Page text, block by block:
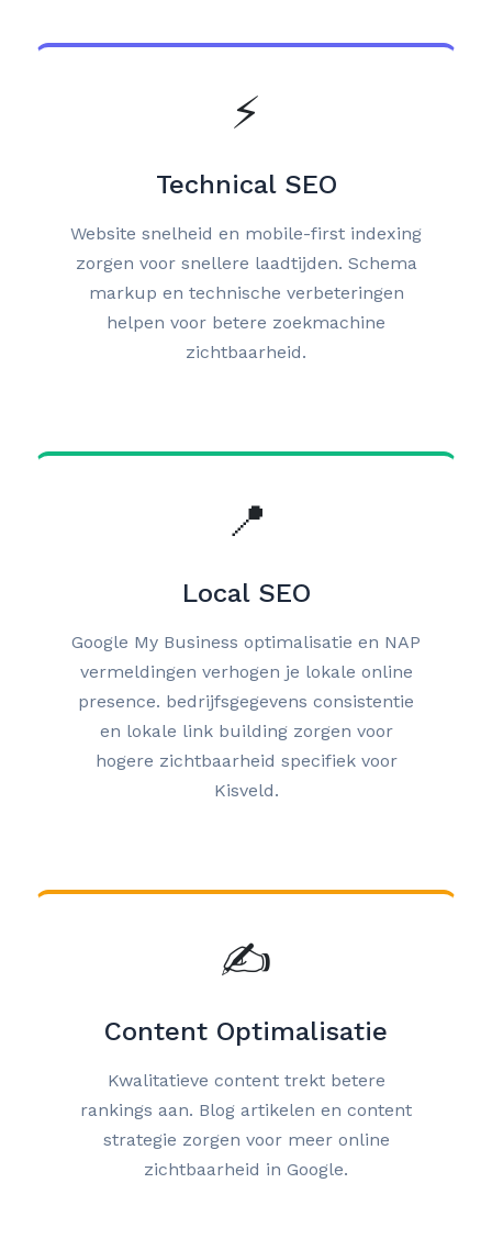
⚡
Technical SEO
Website snelheid en mobile-first indexing
zorgen voor snellere laadtijden. Schema
markup en technische verbeteringen
helpen voor betere zoekmachine
zichtbaarheid.
📍
Local SEO
Google My Business optimalisatie en NAP
vermeldingen verhogen je lokale online
presence. bedrijfsgegevens consistentie
en lokale link building zorgen voor
hogere zichtbaarheid specifiek voor
Kisveld.
✍️
Content Optimalisatie
Kwalitatieve content trekt betere
rankings aan. Blog artikelen en content
strategie zorgen voor meer online
zichtbaarheid in Google.